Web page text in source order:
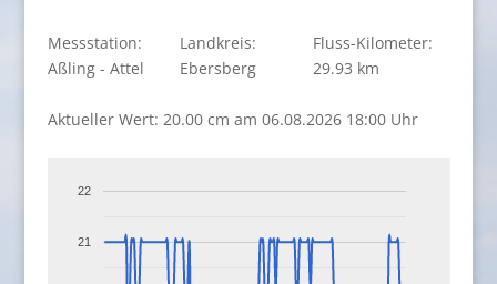
Messstation:
Aßling - Attel
Landkreis:
Ebersberg
Fluss-Kilometer:
29.93 km
Aktueller Wert: 20.00 cm am 06.08.2026 18:00 Uhr
21
22